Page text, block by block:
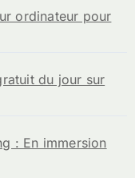
ordinateur pour
du jour sur
: En immersion